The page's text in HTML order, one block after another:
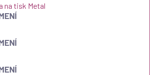
na tisk Metal